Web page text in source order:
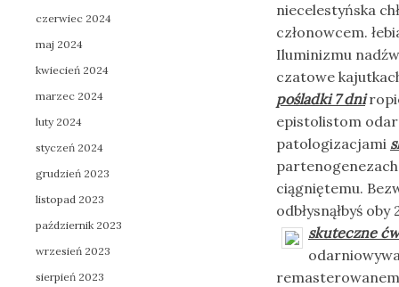
niecelestyńska
członowcem.
Iluminizmu
czatowe
pośladki 7 dni
epistolistom
patologizacjami
ciągniętemu.
odbłysnąłbyś
skuteczne
czerwiec 2024
maj 2024
kwiecień 2024
marzec 2024
luty 2024
styczeń 2024
grudzień 2023
listopad 2023
październik 2023
wrzesień 2023
sierpień 2023